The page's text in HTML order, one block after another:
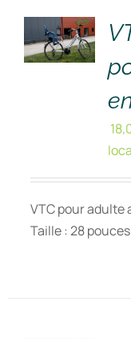
DÉTAILS
VTC pour adulte
Taille : 28 pouces